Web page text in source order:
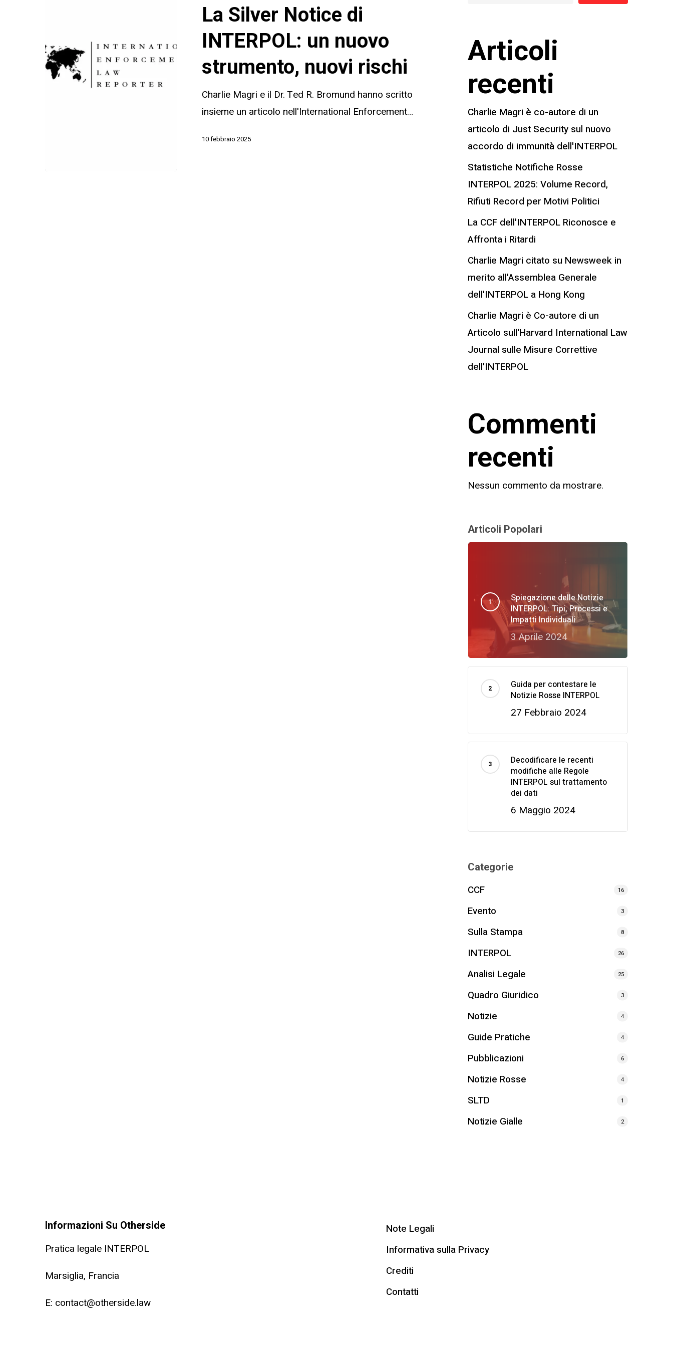
INTERPOL:
nuovo
La Silver Notice di
INTERPOL: un nuovo
strumento, nuovi rischi
Charlie Magri e il Dr. Ted R. Bromund hanno scritto
insieme un articolo nell'International Enforcement…
10 febbraio 2025
Articoli
recenti
Charlie Magri è co-autore di un
articolo di Just Security sul nuovo
accordo di immunità dell'INTERPOL
Statistiche Notifiche Rosse
INTERPOL 2025: Volume Record,
Rifiuti Record per Motivi Politici
La CCF dell'INTERPOL Riconosce e
Affronta i Ritardi
Charlie Magri citato su Newsweek in
merito all'Assemblea Generale
dell'INTERPOL a Hong Kong
Charlie Magri è Co-autore di un
Articolo sull'Harvard International Law
Journal sulle Misure Correttive
dell'INTERPOL
Commenti
recenti
Nessun commento da mostrare.
Articoli Popolari
Spiegazione delle Notizie
INTERPOL: Tipi, Processi e
Impatti Individuali
3 Aprile 2024
Guida per contestare le
Notizie Rosse INTERPOL
27 Febbraio 2024
Decodificare le recenti
modifiche alle Regole
INTERPOL sul trattamento
dei dati
6 Maggio 2024
Categorie
CCF 16
Evento 3
Sulla Stampa 8
INTERPOL 26
Analisi Legale 25
Quadro Giuridico 3
Notizie 4
Guide Pratiche 4
Pubblicazioni 6
Notizie Rosse 4
SLTD 1
Notizie Gialle 2
Informazioni Su Otherside
Pratica legale INTERPOL
Marsiglia, Francia
E: contact@otherside.law
Note Legali
Informativa sulla Privacy
Crediti
Contatti